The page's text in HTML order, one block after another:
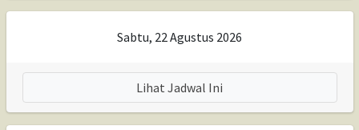
Sabtu, 22 Agustus 2026
Lihat Jadwal Ini